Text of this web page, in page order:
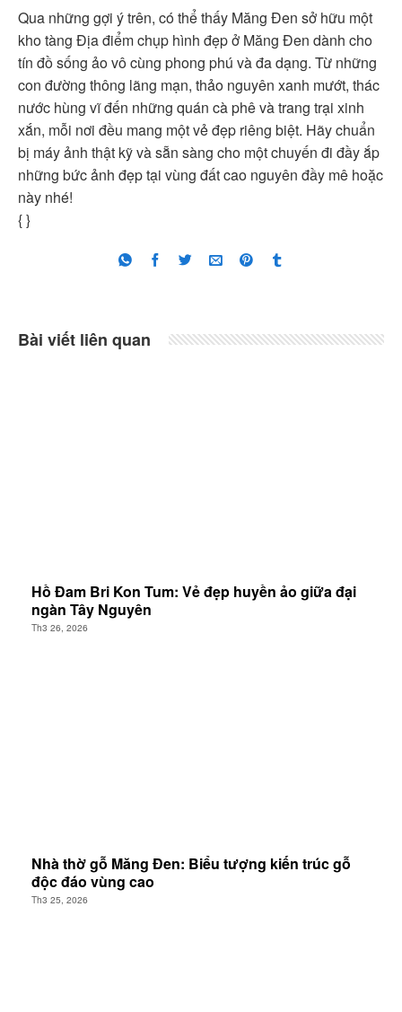
Qua những gợi ý trên, có thể thấy Măng Đen sở hữu một
kho tàng Địa điểm chụp hình đẹp ở Măng Đen dành cho
tín đồ sống ảo vô cùng phong phú và đa dạng. Từ những
con đường thông lãng mạn, thảo nguyên xanh mướt, thác
nước hùng vĩ đến những quán cà phê và trang trại xinh
xắn, mỗi nơi đều mang một vẻ đẹp riêng biệt. Hãy chuẩn
bị máy ảnh thật kỹ và sẵn sàng cho một chuyến đi đầy ắp
những bức ảnh đẹp tại vùng đất cao nguyên đầy mê hoặc
này nhé!
{ }
Bài viết liên quan
Hồ Đam Bri Kon Tum: Vẻ đẹp huyền ảo giữa đại
ngàn Tây Nguyên
Th3 26, 2026
Nhà thờ gỗ Măng Đen: Biểu tượng kiến trúc gỗ
độc đáo vùng cao
Th3 25, 2026